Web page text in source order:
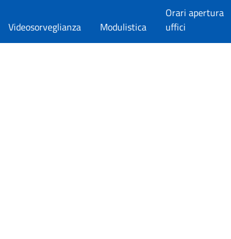
Videosorveglianza Modulistica
Orari apertura
uffici